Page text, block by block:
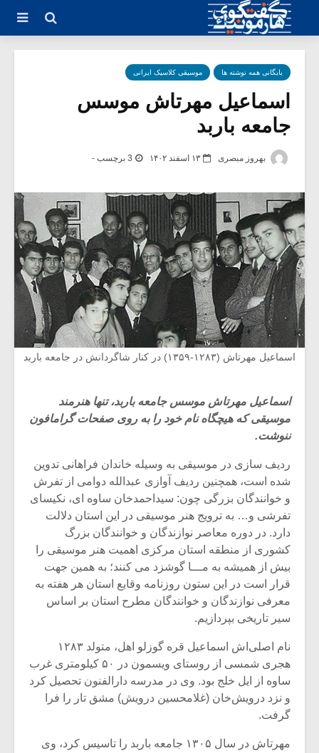
بایگانی همه نوشته ها موسیقی کلاسیک ایرانی
اسماعیل مهرتاش موسس
جامعه باربد
بهروز مبصری ۱۳ اسفند ۱۴۰۲ 3 برچسب -
اسماعیل مهرتاش (۱۲۸۳-۱۳۵۹) در کنار شاگردانش در جامعه باربد
اسماعیل مهرتاش موسس جامعه باربد، تنها هنرمند
موسیقی که هیچگاه نام خود را به روی صفحات گرامافون
ننوشت.
ردیف سازی در موسیقی به وسیله خاندان فراهانی تدوین
شده است، همچنین ردیف آوازی عبدالله دوامی از تفرش
و خوانندگان بزرگی چون: سیداحمدخان ساوه ای، نکیسای
تفرشی و… به ترویج هنر موسیقی در این استان دلالت
دارد. در دوره معاصر نوازندگان و خوانندگان بزرگ
کشوری از منطقه استان مرکزی اهمیت هنر موسیقی را
بیش از همیشه به مـــا گوشزد می کنند؛ به همین جهت
قرار است در این ستون روزنامه وقایع استان هر هفته به
معرفی نوازندگان و خوانندگان مطرح استان بر اساس
سیر تاریخی بپردازیم.
نام اصلی‌اش اسماعیل قره گوزلو اهل، متولد ۱۲۸۳
هجری شمسی از روستای ویسمون در ۵۰ کیلومتری غرب
ساوه از ایل خلج بود. وی در مدرسه دارالفنون تحصیل کرد
و نزد درویش‌خان (غلامحسین درویش) مشق تار را فرا
گرفت.
مهرتاش در سال ۱۳۰۵ جامعه باربد را تاسیس کرد، وی